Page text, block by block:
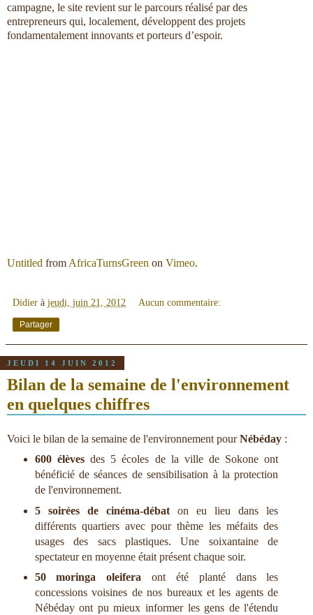
campagne, le site revient sur le parcours réalisé par des
entrepreneurs qui, localement, développent des projets
fondamentalement innovants et porteurs d’espoir.
Untitled from AfricaTurnsGreen on Vimeo.
Didier à jeudi, juin 21, 2012 Aucun commentaire:
Partager
JEUDI 14 JUIN 2012
Bilan de la semaine de l'environnement
en quelques chiffres
Voici le bilan de la semaine de l'environnement pourNébéday :
600 élèvesdes 5 écoles de la ville de Sokone ont
bénéficié de séances de sensibilisation à la protection
de l'environnement.
5 soirées de cinéma-débaton eu lieu dans les
différents quartiers avec pour thème les méfaits des
usages des sacs plastiques. Une soixantaine de
spectateur en moyenne était présent chaque soir.
50 moringa oleifera ont été planté dans les
concessions voisines de nos bureaux et les agents de
Nébéday ont pu mieux informer les gens de l'étendu